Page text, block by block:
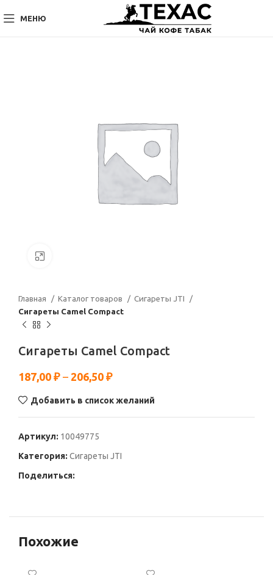
МЕНЮ
Главная Каталог товаров
Сигареты JTI
Сигареты Camel Compact
Сигареты Camel Compact
187,00 ₽ – 206,50 ₽
Добавить в список желаний
Артикул: 10049775
Категория: Сигареты JTI
Поделиться:
Похожие